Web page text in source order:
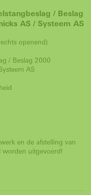
/ Beslag
AS / Systeem AS
openend)
/ Beslag 2000
AS
en de afstelling van
worden uitgevoerd!